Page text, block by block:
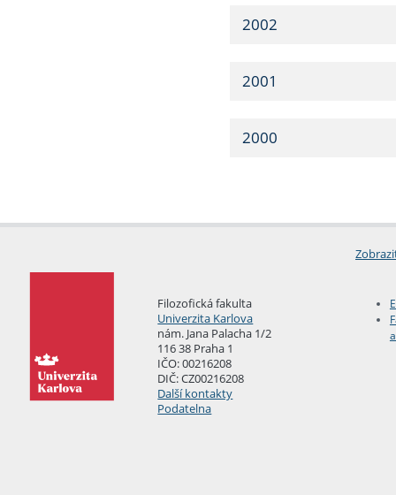
2002
2001
2000
Filozofická fakulta
Univerzita Karlova
nám. Jana Palacha 1/2
116 38 Praha 1
IČO: 00216208
DIČ: CZ00216208
Další kontakty
Podatelna